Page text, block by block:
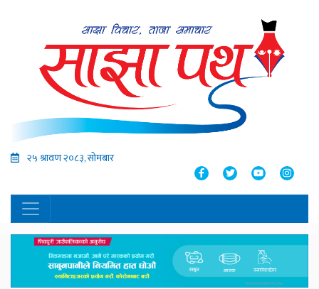
२५ श्रावण २०८३, सोमबार